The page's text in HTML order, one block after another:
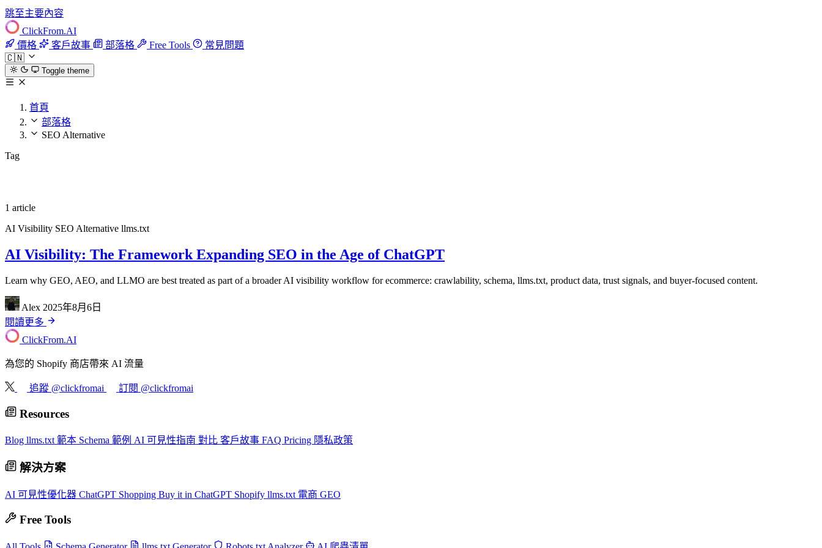
跳至主要內容
ClickFrom.AI
價格
客戶故事 部落格 Free Tools
常見問題
🇨🇳
Toggle theme
首頁
部落格
SEO Alternative
Tag
1 article
AI Visibility SEO Alternative llms.txt
AI Visibility: The Framework Expanding SEO in the Age of ChatGPT
Learn why GEO, AEO, and LLMO are best treated as part of a broader AI visibility workflow for ecommerce: crawlability, schema, llms.txt, product data, trust signals, and buyer-focused content.
Alex 2025年8月6日
閱讀更多
ClickFrom.AI
為您的 Shopify 商店帶來 AI 流量
追蹤 @clickfromai 訂閱 @clickfromai
Resources
Blog llms.txt 範本 Schema 範例 AI 可見性指南 對比 客戶故事 FAQ Pricing 隱私政策
解決方案
AI 可見性優化器 ChatGPT Shopping Buy it in ChatGPT Shopify llms.txt 電商 GEO
Free Tools